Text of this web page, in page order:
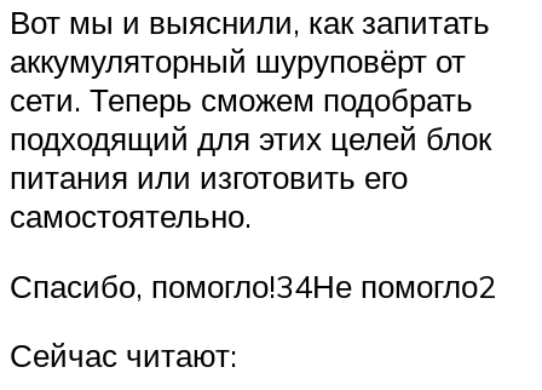
Вот мы и выяснили, как запитать
аккумуляторный шуруповёрт от
сети. Теперь сможем подобрать
подходящий для этих целей блок
питания или изготовить его
самостоятельно.
Спасибо, помогло!34Не помогло2
Сейчас читают: